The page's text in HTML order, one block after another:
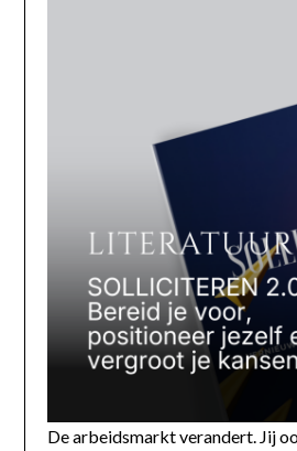
De arbeidsmarkt verandert. Jij